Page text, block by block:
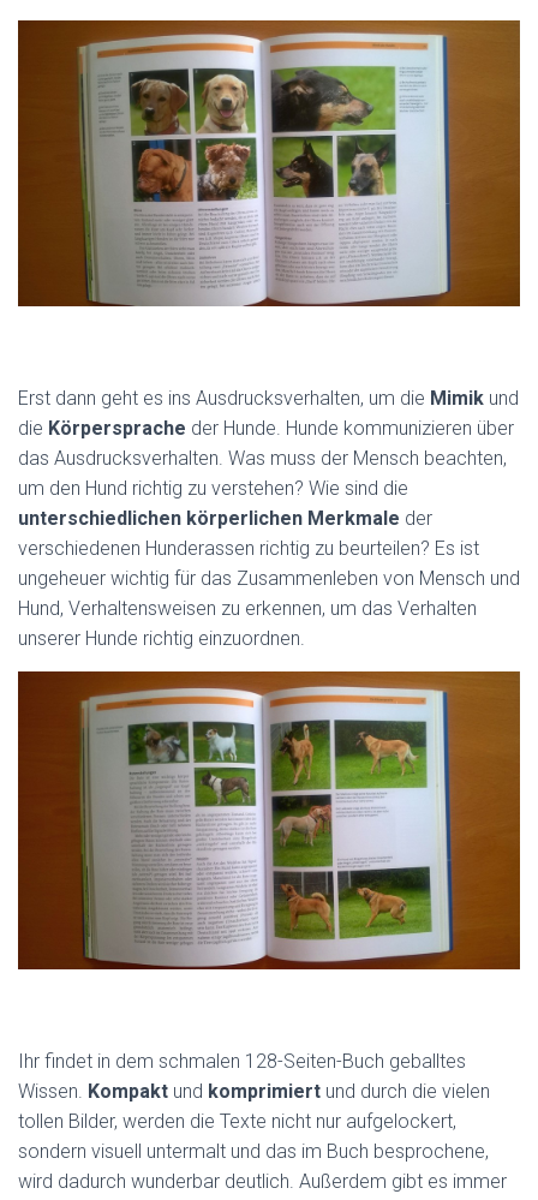
Erst dann geht es ins Ausdrucksverhalten, um die Mimik und
die Körpersprache der Hunde. Hunde kommunizieren über
das Ausdrucksverhalten. Was muss der Mensch beachten,
um den Hund richtig zu verstehen? Wie sind die
unterschiedlichen körperlichen Merkmale der
verschiedenen Hunderassen richtig zu beurteilen? Es ist
ungeheuer wichtig für das Zusammenleben von Mensch und
Hund, Verhaltensweisen zu erkennen, um das Verhalten
unserer Hunde richtig einzuordnen.
Ihr findet in dem schmalen 128-Seiten-Buch geballtes
Wissen. Kompakt und komprimiert und durch die vielen
tollen Bilder, werden die Texte nicht nur aufgelockert,
sondern visuell untermalt und das im Buch besprochene,
wird dadurch wunderbar deutlich. Außerdem gibt es immer